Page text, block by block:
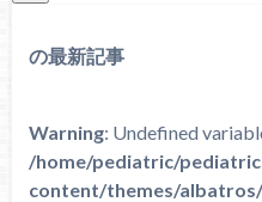
の最新記事
Warning: Undefined
/home/pediatric/
content/themes/